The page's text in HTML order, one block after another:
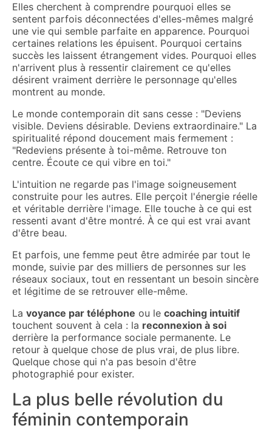
Elles cherchent à comprendre pourquoi elles se
sentent parfois déconnectées d'elles-mêmes malgré
une vie qui semble parfaite en apparence. Pourquoi
certaines relations les épuisent. Pourquoi certains
succès les laissent étrangement vides. Pourquoi elles
n'arrivent plus à ressentir clairement ce qu'elles
désirent vraiment derrière le personnage qu'elles
montrent au monde.
Le monde contemporain dit sans cesse : "Deviens
visible. Deviens désirable. Deviens extraordinaire." La
spiritualité répond doucement mais fermement :
"Redeviens présente à toi-même. Retrouve ton
centre. Écoute ce qui vibre en toi."
L'intuition ne regarde pas l'image soigneusement
construite pour les autres. Elle perçoit l'énergie réelle
et véritable derrière l'image. Elle touche à ce qui est
ressenti avant d'être montré. À ce qui est vrai avant
d'être beau.
Et parfois, une femme peut être admirée par tout le
monde, suivie par des milliers de personnes sur les
réseaux sociaux, tout en ressentant un besoin sincère
et légitime de se retrouver elle-même.
La voyance par téléphone ou le coaching intuitif
touchent souvent à cela : la reconnexion à soi
derrière la performance sociale permanente. Le
retour à quelque chose de plus vrai, de plus libre.
Quelque chose qui n'a pas besoin d'être
photographié pour exister.
La plus belle révolution du
féminin contemporain